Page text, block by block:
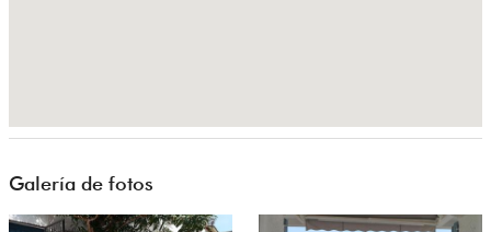
Galería de fotos